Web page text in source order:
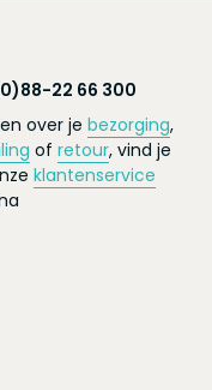
22 66 300
over je bezorging,
of retour, vind je
klantenservice